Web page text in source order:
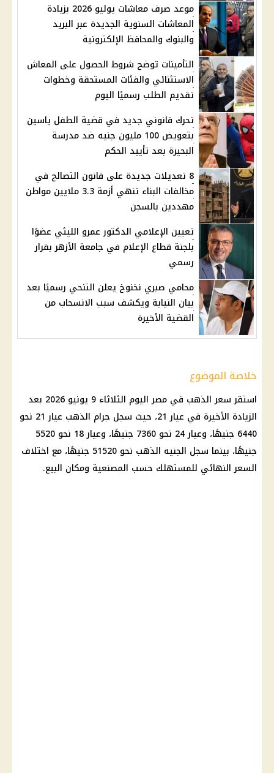
موعد صرف معاشات يوليو 2026 بزيادة
المعاشات السنوية الجديدة عبر البريد
والبنوك والمحافظ الإلكترونية
التأمينات توضح شروط الحصول على المعاش
الاستثنائي والفئات المستحقة وخطوات
تقديم الطلب رسميًا اليوم
تحرك قانوني جديد في قضية الطفل ياسين
بتعويض 100 مليون جنيه ضد مدرسة
البحيرة بعد تأييد الحكم
8 تعديلات جديدة على قانون التصالح في
مخالفات البناء تنهي أزمة 3.3 ملايين مواطن
مهددين بالسجن
تعيين الإعلامي الدكتور عمرو الليثي عضوًا
بلجنة قطاع الإعلام في جامعة الأزهر بقرار
رسمي
محامي صبري نخنوخ يعلن التنحي رسميًا بعد
بيان النيابة ويكشف سبب الانسحاب من
القضية الأخيرة
خلاصة الموضوع
استقرسعر الذهب في مصر
اليوم الثلاثاء 9 يونيو 2026 بعد
الزيادة الأخيرة في عيار 21 ، حيث سجل جرام الذهب عيار 21
نحو
6440 جنيهًا، وعيار 24 نحو 7360 جنيهًا، وعيار 18 نحو 5520
جنيهًا، بينما سجل الجنيه الذهب
نحو 51520 جنيهًا، مع اختلاف
السعر النهائي للمستهلك حسب المصنعية ومكان البيع.